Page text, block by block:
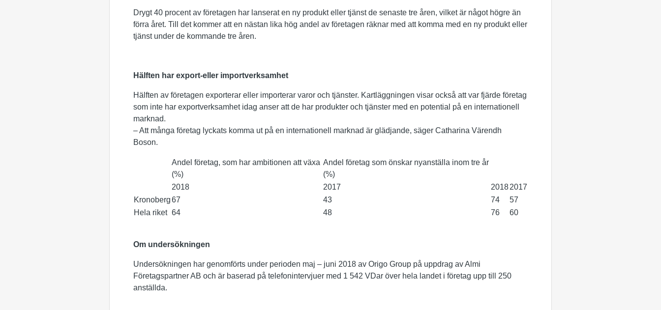
Drygt 40 procent av företagen har lanserat en ny produkt eller tjänst de senaste tre åren, vilket är något högre än
förra året. Till det kommer att en nästan lika hög andel av företagen räknar med att komma med en ny produkt eller
tjänst under de kommande tre åren.
Hälften har export-eller importverksamhet
Hälften av företagen exporterar eller importerar varor och tjänster. Kartläggningen visar också att var fjärde företag
som inte har exportverksamhet idag anser att de har produkter och tjänster med en potential på en internationell
marknad.
– Att många företag lyckats komma ut på en internationell marknad är glädjande, säger Catharina Värendh
Boson.
Andel företag, som har ambitionen att växa
(%)
Andel företag som önskar nyanställa inom tre år
(%)
2018
2017 20182017
Kronoberg67 43 74
57
Hela riket 64 48 76 60
Om undersökningen
Undersökningen har genomförts under perioden maj – juni 2018 av Origo Group på uppdrag av Almi
Företagspartner AB och är baserad på telefonintervjuer med 1 542 VDar över hela landet i företag upp till 250
anställda.